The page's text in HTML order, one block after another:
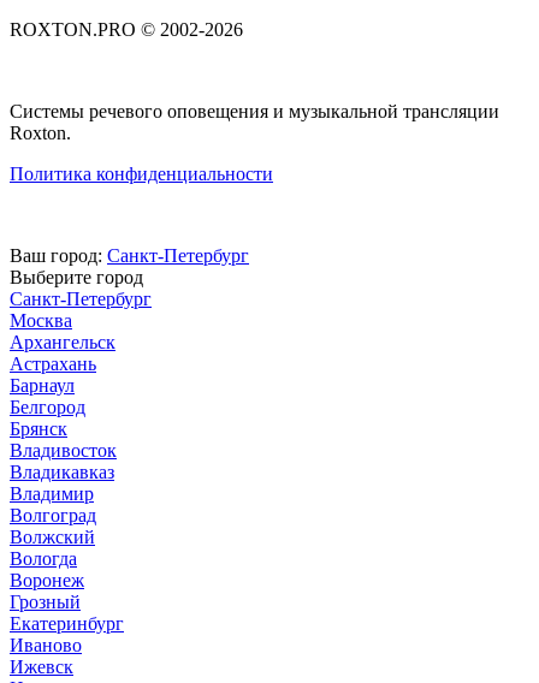
ROXTON.PRO © 2002-2026
Системы речевого оповещения и музыкальной трансляции
Roxton.
Политика конфиденциальности
Ваш город: Санкт-Петербург
Выберите город
Санкт-Петербург
Москва
Архангельск
Астрахань
Барнаул
Белгород
Брянск
Владивосток
Владикавказ
Владимир
Волгоград
Волжский
Вологда
Воронеж
Грозный
Екатеринбург
Иваново
Ижевск